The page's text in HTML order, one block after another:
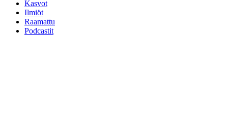
Kasvot
Ilmiöt
Raamattu
Podcastit